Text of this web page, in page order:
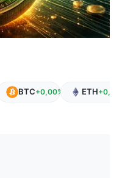
BTC+0,00% ETH